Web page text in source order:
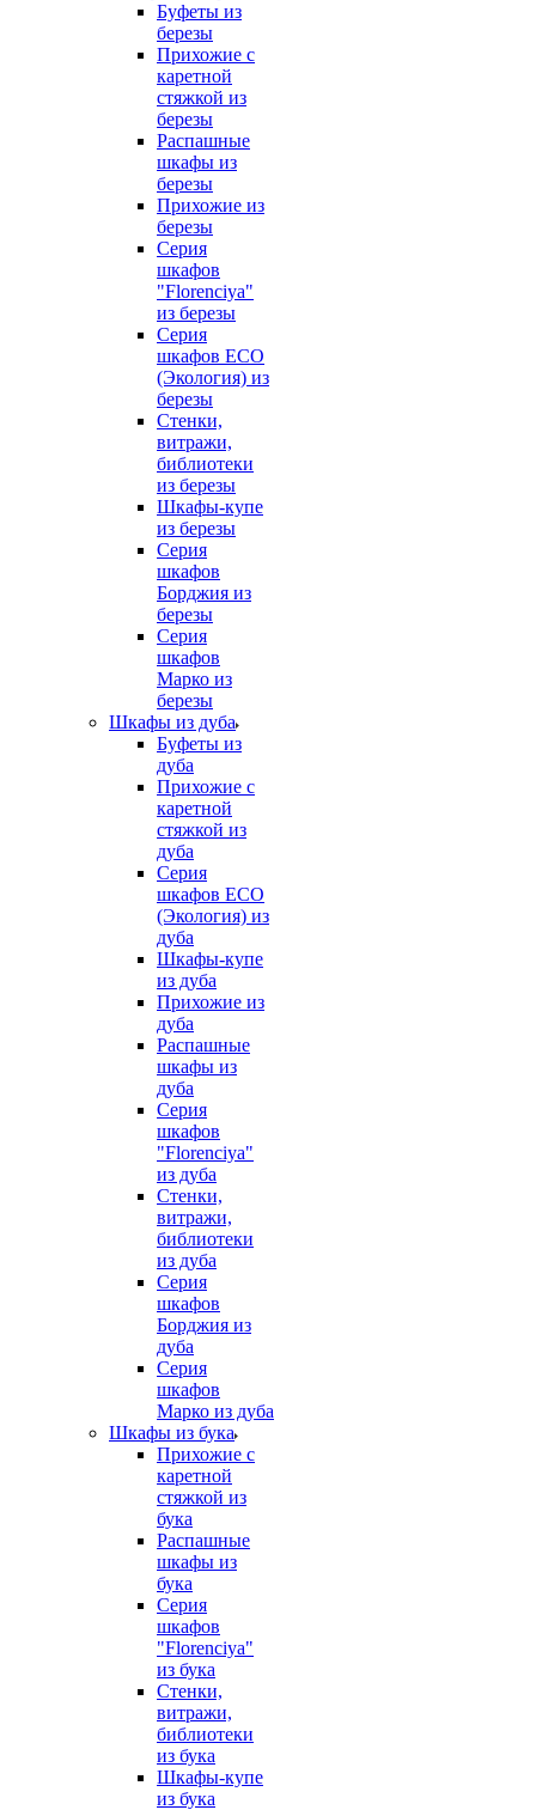
Буфеты из
березы
Прихожие с
каретной
стяжкой из
березы
Распашные
шкафы из
березы
Прихожие из
березы
Серия
шкафов
"Florenciya"
из березы
Серия
шкафов ECO
(Экология) из
березы
Стенки,
витражи,
библиотеки
из березы
Шкафы-купе
из березы
Серия
шкафов
Борджия из
березы
Серия
шкафов
Марко из
березы
Шкафы из дуба
Буфеты из
дуба
Прихожие с
каретной
стяжкой из
дуба
Серия
шкафов ECO
(Экология) из
дуба
Шкафы-купе
из дуба
Прихожие из
дуба
Распашные
шкафы из
дуба
Серия
шкафов
"Florenciya"
из дуба
Стенки,
витражи,
библиотеки
из дуба
Серия
шкафов
Борджия из
дуба
Серия
шкафов
Марко из дуба
Шкафы из бука
Прихожие с
каретной
стяжкой из
бука
Распашные
шкафы из
бука
Серия
шкафов
"Florenciya"
из бука
Стенки,
витражи,
библиотеки
из бука
Шкафы-купе
из бука